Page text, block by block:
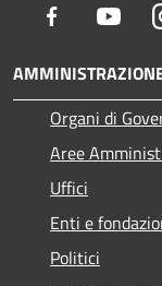
Facebook
Organi di
Aree
Uffici
Enti e
Politici